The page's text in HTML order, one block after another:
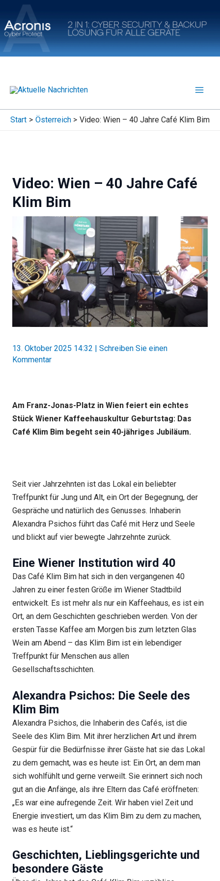
Inhalt
springen
Start Österreich Video: Wien – 40 Jahre Café Klim Bim
Video: Wien – 40 Jahre Café
Klim Bim
13. Oktober 2025 14:32 | Schreiben Sie einen
Kommentar
Am Franz-Jonas-Platz in Wien feiert ein echtes
Stück Wiener Kaffeehauskultur Geburtstag: Das
Café Klim Bim begeht sein 40-jähriges Jubiläum.
Seit vier Jahrzehnten ist das Lokal ein beliebter
Treffpunkt für Jung und Alt, ein Ort der Begegnung, der
Gespräche und natürlich des Genusses. Inhaberin
Alexandra Psichos führt das Café mit Herz und Seele
und blickt auf vier bewegte Jahrzehnte zurück.
Eine Wiener Institution wird 40
Das Café Klim Bim hat sich in den vergangenen 40
Jahren zu einer festen Größe im Wiener Stadtbild
entwickelt. Es ist mehr als nur ein Kaffeehaus, es ist ein
Ort, an dem Geschichten geschrieben werden. Von der
ersten Tasse Kaffee am Morgen bis zum letzten Glas
Wein am Abend – das Klim Bim ist ein lebendiger
Treffpunkt für Menschen aus allen
Gesellschaftsschichten.
Alexandra Psichos: Die Seele des
Klim Bim
Alexandra Psichos, die Inhaberin des Cafés, ist die
Seele des Klim Bim. Mit ihrer herzlichen Art und ihrem
Gespür für die Bedürfnisse ihrer Gäste hat sie das Lokal
zu dem gemacht, was es heute ist: Ein Ort, an dem man
sich wohlfühlt und gerne verweilt. Sie erinnert sich noch
gut an die Anfänge, als ihre Eltern das Café eröffneten:
„Es war eine aufregende Zeit. Wir haben viel Zeit und
Energie investiert, um das Klim Bim zu dem zu machen,
was es heute ist.“
Geschichten, Lieblingsgerichte und
besondere Gäste